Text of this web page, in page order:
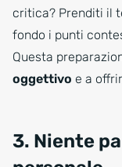
critica? Prenditi il
fondo i punti
Questa
oggettivo e a
3. Niente